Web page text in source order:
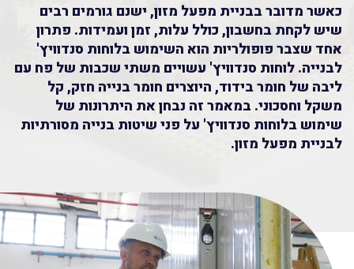
כאשר מדובר בבניית מפעל מזון, ישנם גורמים רבים
שיש לקחת בחשבון, כולל עלות, זמן ועמידות. פתרון
אחד שצבר פופולריות הוא השימוש בלוחות סנדוויץ'
לבנייה. לוחות סנדוויץ' עשויים משתי שכבות של פח עם
ליבה של חומר בידוד, היוצרים חומר בנייה חזק, קל
משקל וחסכוני. במאמר זה נבחן את היתרונות של
שימוש בלוחות סנדוויץ' על פני שיטות בנייה מסורתיות
לבניית מפעל מזון.